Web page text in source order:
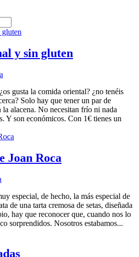
y sin gluten
gusta la comida oriental? ¿no tenéis
Solo hay que tener un par de
la alacena. No necesitan frío ni nada
Y son económicos. Con 1€ tienes un
Joan Roca
especial, de hecho, la más especial de
de una tarta cremosa de setas, diseñada
hay que reconocer que, cuando nos lo
sorprendidos. Nosotros estabamos...